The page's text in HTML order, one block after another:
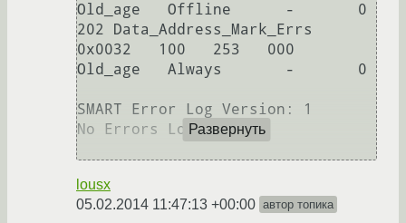
Old_age   Offline      -       0
202 Data_Address_Mark_Errs
0x0032   100   253   000
Old_age   Always       -       0
SMART Error Log Version: 1
No Errors Logged Развернуть
lousx
05.02.2014 11:47:13 +00:00 автор топика